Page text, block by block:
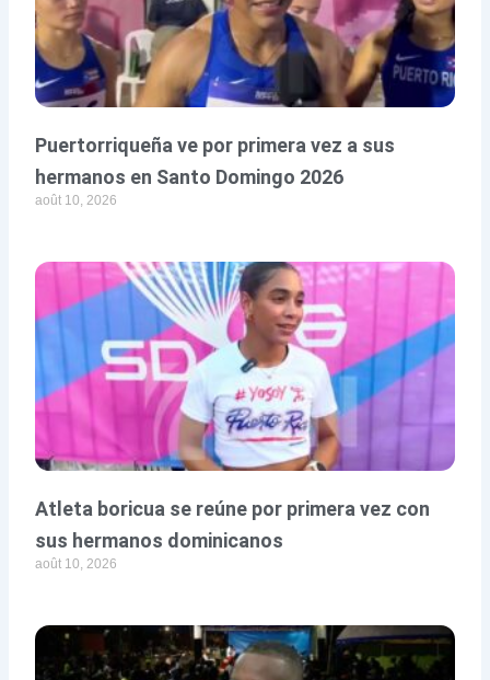
Puertorriqueña ve por primera vez a sus
hermanos en Santo Domingo 2026
août 10, 2026
Atleta boricua se reúne por primera vez con
sus hermanos dominicanos
août 10, 2026